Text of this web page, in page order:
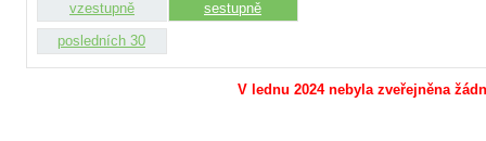
vzestupně
sestupně
posledních 30
V lednu 2024 nebyla zveřejněna